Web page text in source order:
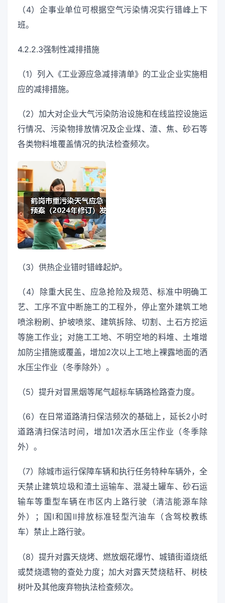
（4）企事业单位可根据空气污染情况实行错峰上下
班。
4.2.2.3强制性减排措施
（1）列入《工业源应急减排清单》的工业企业实施相
应的减排措施。
（2）加大对企业大气污染防治设施和在线监控设施运
行情况、污染物排放情况及企业煤、渣、焦、砂石等
各类物料堆覆盖情况的执法检查频次。
（3）供热企业错时错峰起炉。
（4）除重大民生、应急抢险及规范、标准中明确工
艺、工序不宜中断施工的工程外，停止室外建筑工地
喷涂粉刷、护坡喷浆、建筑拆除、切割、土石方挖运
等施工作业；对施工工地、不明空地的料堆、土堆增
加防尘措施或覆盖，增加2次以上工地上裸露地面的洒
水压尘作业（冬季除外）。
（5）提升对冒黑烟等尾气超标车辆路检路查力度。
（6）在日常道路清扫保洁频次的基础上，延长2小时
道路清扫保洁时间，增加1次洒水压尘作业（冬季除
外）。
（7）除城市运行保障车辆和执行任务特种车辆外，全
天禁止建筑垃圾和渣土运输车、混凝土罐车、砂石运
输车等重型车辆在市区内上路行驶（清洁能源车除
外）；国Ⅰ和国Ⅱ排放标准轻型汽油车（含驾校教练
车）禁止上路行驶。
（8）提升对露天烧烤、燃放烟花爆竹、城镇街道烧纸
或焚烧遗物的查处力度；加大对露天焚烧秸秆、树枝
树叶及其他废弃物执法检查频次。